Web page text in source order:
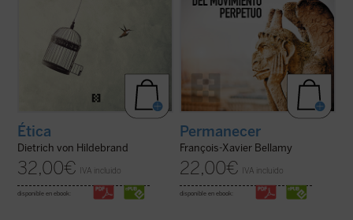
Ética
Dietrich von Hildebrand
32,00€ IVA incluido
disponible en ebook:
Permanecer
François-Xavier Bellamy
22,00€ IVA incluido
disponible en ebook: